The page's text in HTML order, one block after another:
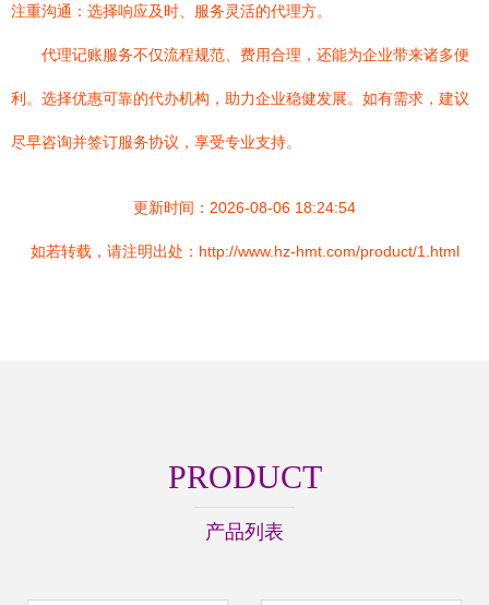
注重沟通：选择响应及时、服务灵活的代理方。
代理记账服务不仅流程规范、费用合理，还能为企业带来诸多便
利。选择优惠可靠的代办机构，助力企业稳健发展。如有需求，建议
尽早咨询并签订服务协议，享受专业支持。
更新时间：2026-08-06 18:24:54
如若转载，请注明出处：http://www.hz-hmt.com/product/1.html
PRODUCT
产品列表